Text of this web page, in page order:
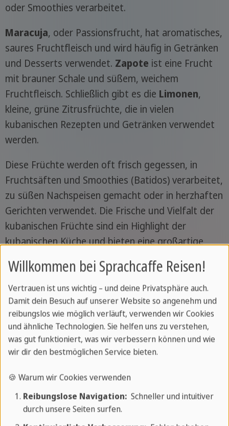
oder Smoothies verarbeitet.
Maracuja, oder Passionsfrucht, hat aromatisches,
saures Fruchtfleisch und wird häufig in Getränken
und Desserts verwendet. Zapote ist eine Frucht
mit brauner Schale und süßem, weichem
Fruchtfleisch. Schließlich gibt es die Limonen,
kleine, grüne Zitrusfrüchte, die in vielen
kubanischen Rezepten und Getränken verwendet
werden.
Diese Früchte werden oft frisch gegessen, in
Fruchtsäften und Smoothies (Batidos) verarbeitet,
zu süßen Nachspeisen gemacht oder in herzhaften
Gerichten verwendet. Die Frische und Vielfalt der
kubanischen Früchte sind ein Highlight der
kubanischen Küche und bieten eine großartige
Möglichkeit, die Aromen und das Essen in Kuba zu
genießen.
Unvergessliche
Gruppenreisen nach
Kuba
Entdecken Sie die Insel in Gruppenreisen,
lernen Sie Spanisch, tauchen Sie in die
Willkommen bei Sprachcaffe Reisen!
Vertrauen ist uns wichtig – und deine Privatsphäre auch.
Damit dein Besuch auf unserer Website so angenehm und
reibungslos wie möglich verläuft, verwenden wir Cookies
und ähnliche Technologien. Sie helfen uns zu verstehen,
was gut funktioniert, was wir verbessern können und wie
wir dir den bestmöglichen Service bieten.
🍪 Warum wir Cookies verwenden
Reibungslose Navigation:Schneller und intuitiver
durch unsere Seiten surfen.